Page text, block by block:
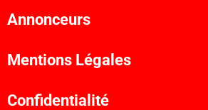
Annonceurs
Mentions Légales
Confidentialité